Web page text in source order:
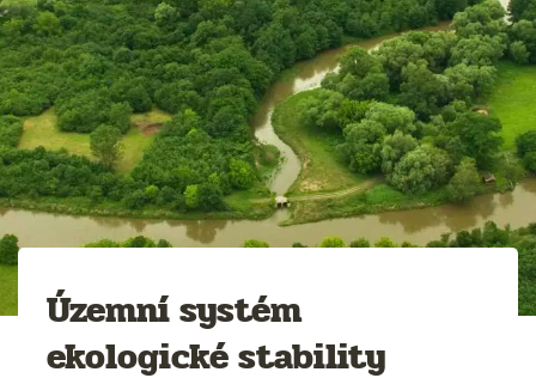
Územní systém
ekologické stability